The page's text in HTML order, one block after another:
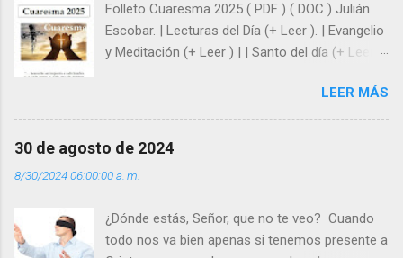
y protegidos por nosotros. “ Señor, soy un
árbol sin frutos, pero tú me das la savia para
que al menos mis ramas y hojas den sombra
super hombre? - ¿Superas tu fragilidad con la
gracia de Dios? Julián Escobar. | Lecturas del
Día (+ Leer ). | Evangelio y Meditación (+ Leer ) |
Folleto Cuaresma 2025 ( PDF ) ( DOC ) Julián
Escobar. | Lecturas del Día (+ Leer ). | Evangelio
y Meditación (+ Leer ) | | Santo del día (+ Leer )
LEER MÁS
30 de agosto de 2024
8/30/2024 06:00:00 a. m.
¿Dónde estás, Señor, que no te veo? Cuando
todo nos va bien apenas si tenemos presente a